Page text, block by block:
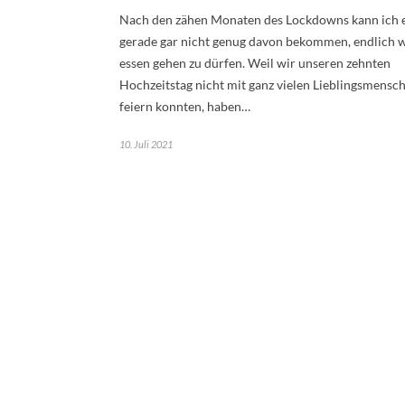
Nach den zähen Monaten des Lockdowns kann ich
gerade gar nicht genug davon bekommen, endlich
essen gehen zu dürfen. Weil wir unseren zehnten
Hochzeitstag nicht mit ganz vielen
feiern konnten, haben…
10. Juli 2021